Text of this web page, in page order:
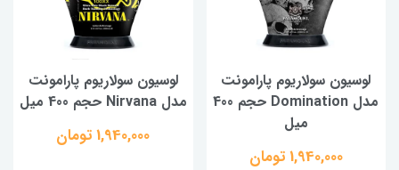
لوسیون سولاریوم پارامونت
مدل Domination حجم 400
میل
1,940,000 تومان
لوسیون سولاریوم پارامونت
مدل Nirvana حجم 400 میل
1,940,000 تومان